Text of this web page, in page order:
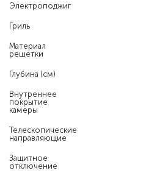
Электроподжиг
Гриль
Материал
решетки
Глубина (см)
Внутреннее
покрытие
камеры
Телескопические
направляющие
Защитное
отключение